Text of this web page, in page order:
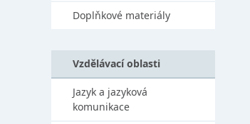
Doplňkové materiály
Vzdělávací oblasti
Jazyk a jazyková
komunikace